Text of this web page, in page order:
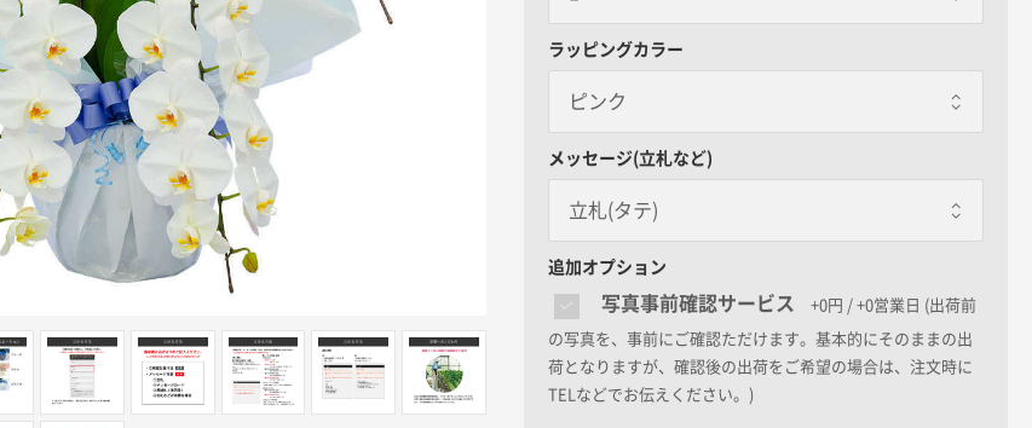
ラッピングカラー
ピンク
メッセージ(立札など)
立札(タテ)
立札(ヨコ)
追加オプション
写真事前確認サービス +0円 / +0営業日 (出荷前
の写真を、事前にご確認ただけます。基本的にそのままの出
荷となりますが、確認後の出荷をご希望の場合は、注文時に
TELなどでお伝えください。)